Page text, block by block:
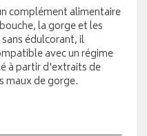
complément alimentaire
la gorge et les
édulcorant, il
avec un régime
à partir d'extraits de
maux de gorge.